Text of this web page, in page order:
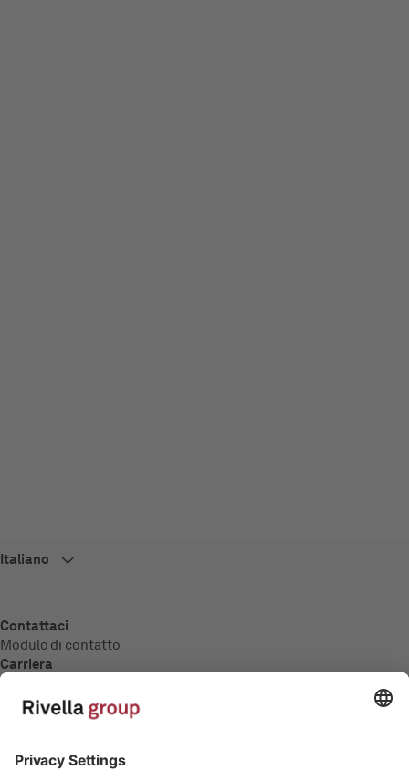
Contattaci
Modulo di contatto
Carriera
Panoramica
Offerte di lavoro
Comunicati stampa